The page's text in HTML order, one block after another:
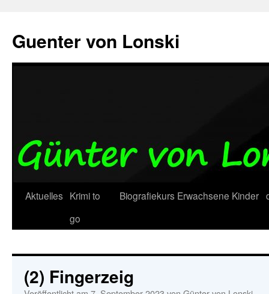
springen
Guenter von Lonski
Aktuelles Krimi to
go
Biografiekurs Erwachsene Kinder
(2) Fingerzeig